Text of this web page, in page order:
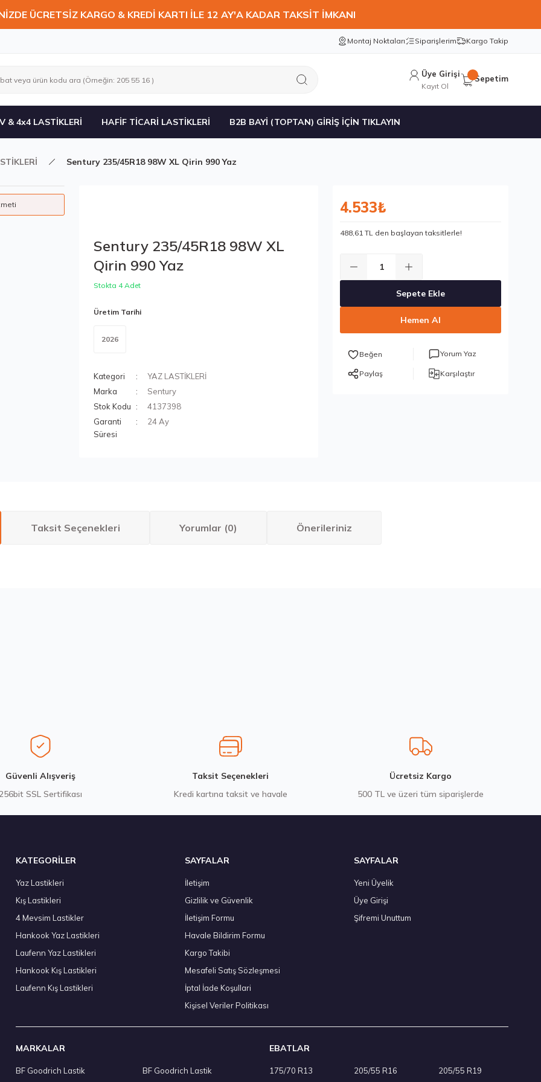
ÜCRETSİZ KARGO & KREDİ KARTI İLE 12 AY'A KADAR TAKSİT İMKANI
Montaj Noktaları Siparişlerim Kargo Takip
Üye Girişi
Kayıt Ol
Sepetim
& 4x4 LASTİKLERİ HAFİF TİCARİ LASTİKLERİ B2B BAYİ (TOPTAN) GİRİŞ İÇİN TIKLAYIN
Sentury 235/45R18 98W XL Qirin 990 Yaz
Sentury 235/45R18 98W XL
Qirin 990 Yaz
Stokta 4 Adet
Üretim Tarihi
2026
Kategori
YAZ LASTİKLERİ
Marka
Sentury
Stok Kodu
4137398
Garanti
Süresi
24 Ay
4.533₺
488,61 TL den başlayan taksitlerle!
Sepete Ekle
Hemen Al
Yorum Yaz
Paylaş Karşılaştır
Taksit Seçenekleri Yorumlar (0) Önerileriniz
Sava 205/55R16 91V Intensa HP 2 Yaz 2026
3.382,50 ₺
Hankook 225/55 R16 95W Ventus Prime 4 K135 Yaz 2026
7.338,10 ₺
Goodyear 225/55 R17 101Y XL Eagle Sport 2 UHP FP Yaz 2026
6.490,00 ₺
Stokta 7 Adet
Güvenli Alışveriş
SSL Sertifikası
Taksit Seçenekleri
Kredi kartına taksit ve havale
Ücretsiz Kargo
500 TL ve üzeri tüm siparişlerde
KATEGORİLER
Yaz Lastikleri
Kış Lastikleri
4 Mevsim Lastikler
Hankook Yaz Lastikleri
Laufenn Yaz Lastikleri
Hankook Kış Lastikleri
Laufenn Kış Lastikleri
SAYFALAR
İletişim
Gizlilik ve Güvenlik
İletişim Formu
Havale Bildirim Formu
Kargo Takibi
Mesafeli Satış Sözleşmesi
İptal İade Koşullari
Kişisel Veriler Politikası
SAYFALAR
Yeni Üyelik
Üye Girişi
Şifremi Unuttum
MARKALAR
BF Goodrich Lastik BF Goodrich Lastik
EBATLAR
175/70 R13 205/55 R16 205/55 R19